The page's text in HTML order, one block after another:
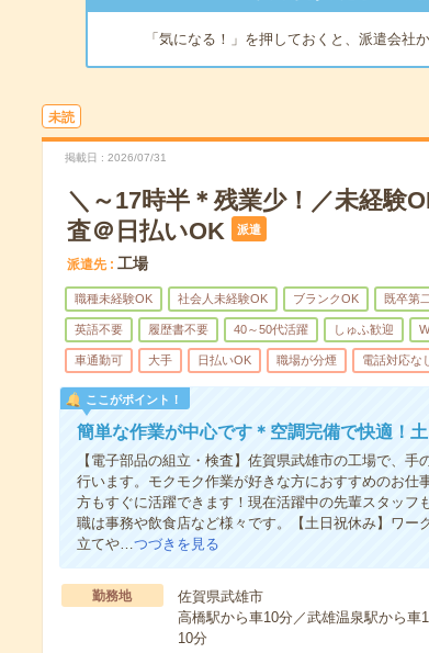
「気になる！」を押しておくと、派遣会社
未読
掲載日 2026/07/31
＼～17時半＊残業少！／未経験
査＠日払いOK
派遣
派遣先 工場
職種未経験OK 社会人未経験OK ブランクOK 既卒第
英語不要 履歴書不要 40～50代活躍 しゅふ歓迎
車通勤可 大手 日払いOK 職場が分煙 電話対応な
ここがポイント！
簡単な作業が中心です＊空調完備で快適！
【電子部品の組立・検査】佐賀県武雄市の工場で、
行います。モクモク作業が好きな方におすすめのお
方もすぐに活躍できます！現在活躍中の先輩スタッ
職は事務や飲食店など様々です。【土日祝休み】ワー
立てや… つづきを見る
勤務地
佐賀県武雄市
高橋駅から車10分／武雄温泉駅から車
10分